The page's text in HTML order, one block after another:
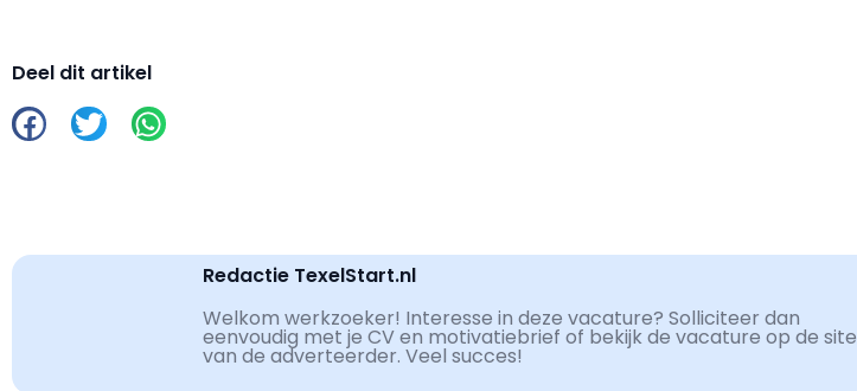
Deel dit artikel
Redactie TexelStart.nl
Welkom werkzoeker! Interesse in deze vacature? Solliciteer dan
eenvoudig met je CV en motivatiebrief of bekijk de vacature op de site
van de adverteerder. Veel succes!